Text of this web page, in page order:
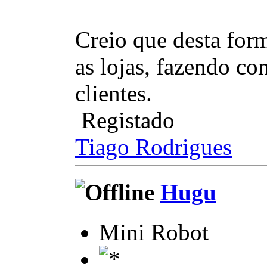
Creio que desta
as lojas, fazendo
clientes.
Registado
Tiago Rodrigues
Hugu
Mini Robot